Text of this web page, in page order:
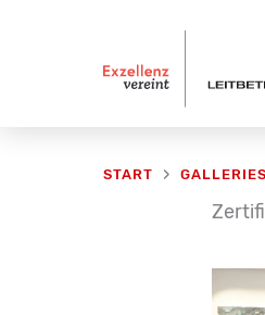
START GALLERIES